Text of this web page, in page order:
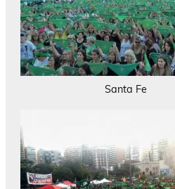
Santa Fe